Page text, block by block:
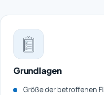
Grundlagen
Größe der betroffenen